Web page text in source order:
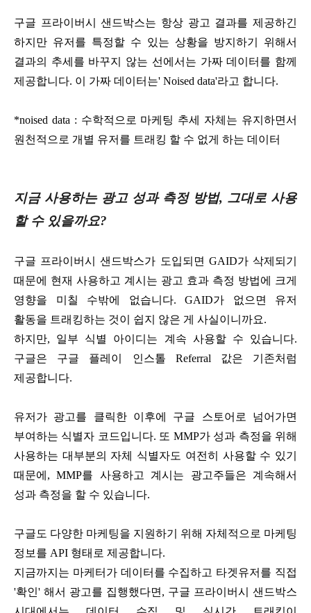
구글 프라이버시 샌드박스는 항상 광고 결과를 제공하긴
하지만 유저를 특정할 수 있는 상황을 방지하기 위해서
결과의 추세를 바꾸지 않는 선에서는 가짜 데이터를 함께
제공합니다. 이 가짜 데이터는' Noised data'라고 합니다.
*noised data : 수학적으로 마케팅 추세 자체는 유지하면서
원천적으로 개별 유저를 트래킹 할 수 없게 하는 데이터
지금 사용하는 광고 성과 측정 방법, 그대로 사용
할 수 있을까요?
구글 프라이버시 샌드박스가 도입되면 GAID가 삭제되기
때문에 현재 사용하고 계시는 광고 효과 측정 방법에 크게
영향을 미칠 수밖에 없습니다. GAID가 없으면 유저
활동을 트래킹하는 것이 쉽지 않은 게 사실이니까요.
하지만, 일부 식별 아이디는 계속 사용할 수 있습니다.
구글은 구글 플레이 인스톨 Referral 값은 기존처럼
제공합니다.
유저가 광고를 클릭한 이후에 구글 스토어로 넘어가면
부여하는 식별자 코드입니다. 또 MMP가 성과 측정을 위해
사용하는 대부분의 자체 식별자도 여전히 사용할 수 있기
때문에, MMP를 사용하고 계시는 광고주들은 계속해서
성과 측정을 할 수 있습니다.
구글도 다양한 마케팅을 지원하기 위해 자체적으로 마케팅
정보를 API 형태로 제공합니다.
지금까지는 마케터가 데이터를 수집하고 타겟유저를 직접
'확인' 해서 광고를 집행했다면, 구글 프라이버시 샌드박스